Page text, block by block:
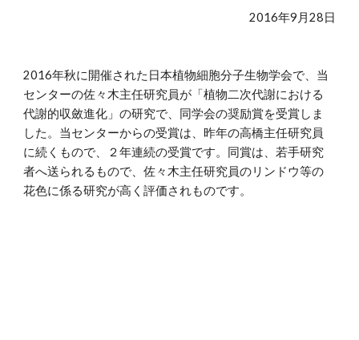
2016年9月28日
2016年秋に開催された日本植物細胞分子生物学会で、当
センターの佐々木主任研究員が「植物二次代謝における
代謝的収斂進化」の研究で、同学会の奨励賞を受賞しま
した。当センターからの受賞は、昨年の高橋主任研究員
に続くもので、２年連続の受賞です。同賞は、若手研究
者へ送られるもので、佐々木主任研究員のリンドウ等の
花色に係る研究が高く評価されものです。